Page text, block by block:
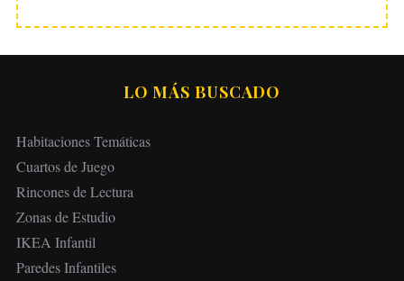
LO MÁS BUSCADO
Habitaciones Temáticas
Cuartos de Juego
Rincones de Lectura
Zonas de Estudio
IKEA Infantil
Paredes Infantiles